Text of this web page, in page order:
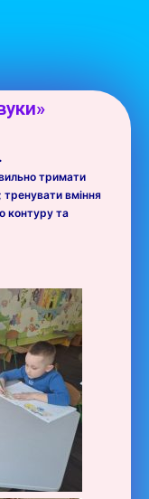
тримати
вміння
контуру та